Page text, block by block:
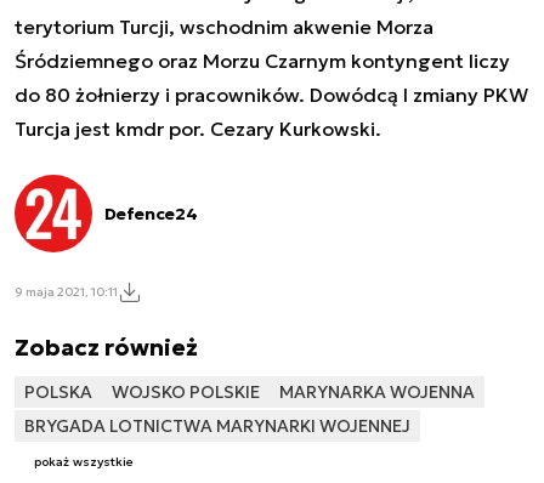
terytorium Turcji, wschodnim akwenie Morza
Śródziemnego oraz Morzu Czarnym kontyngent liczy
do 80 żołnierzy i pracowników. Dowódcą I zmiany PKW
Turcja jest kmdr por. Cezary Kurkowski.
Defence24
9 maja 2021, 10:11
Zobacz również
POLSKA WOJSKO POLSKIE
MARYNARKA WOJENNA
BRYGADA LOTNICTWA MARYNARKI WOJENNEJ
pokaż wszystkie